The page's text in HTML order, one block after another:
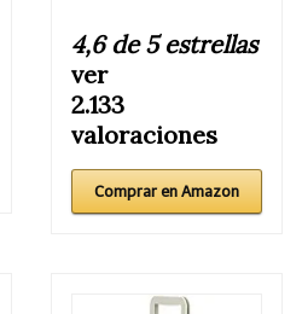
4,6 de 5 estrellas
ver
2.133
valoraciones
Comprar en Amazon